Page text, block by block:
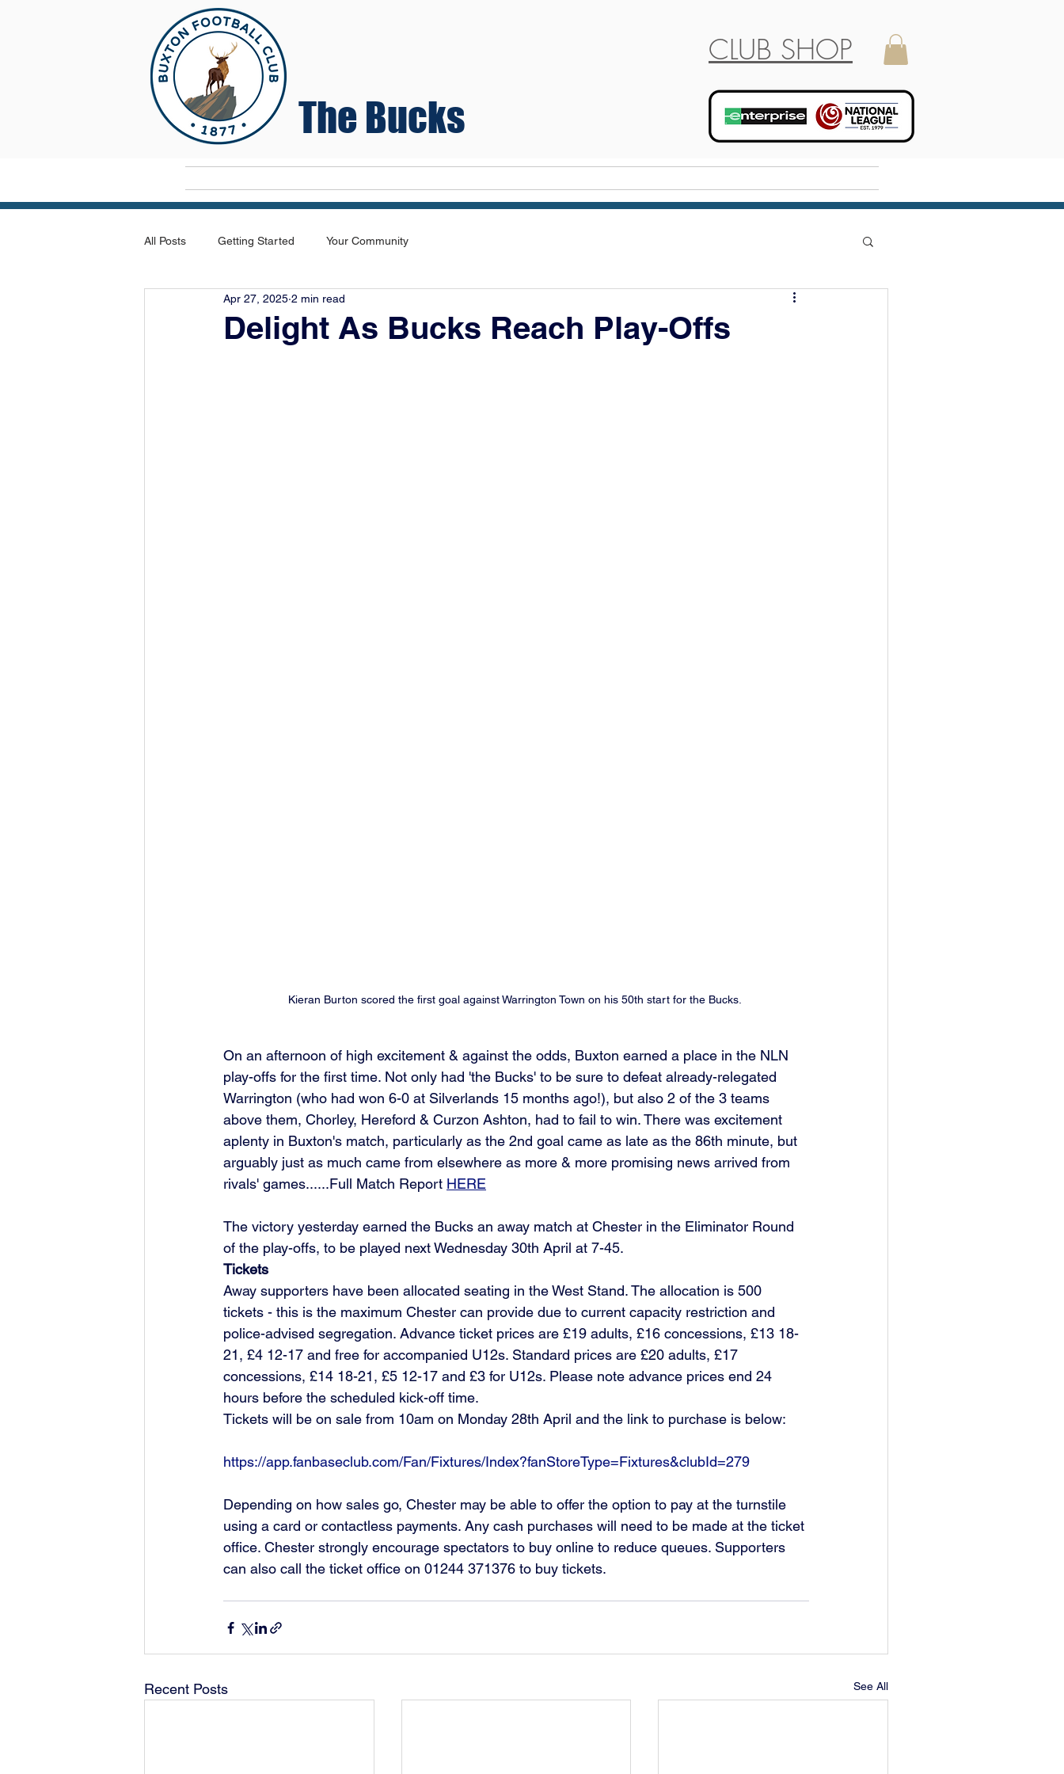
The Bucks
CLUB SHOP
All Posts Getting Started Your Community
Delight As Bucks Reach Play-Offs
Apr 27, 2025 2 min read
Kieran Burton scored the first goal against Warrington Town on his 50th start for the Bucks.
On an afternoon of high excitement & against the odds, Buxton earned a place in the NLN
play-offs for the first time. Not only had 'the Bucks' to be sure to defeat already-relegated
Warrington (who had won 6-0 at Silverlands 15 months ago!), but also 2 of the 3 teams
above them, Chorley, Hereford & Curzon Ashton, had to fail to win. There was excitement
aplenty in Buxton's match, particularly as the 2nd goal came as late as the 86th minute, but
arguably just as much came from elsewhere as more & more promising news arrived from
rivals' games......Full Match Report HERE
The victory yesterday earned the Bucks an away match at Chester in the Eliminator Round
of the play-offs, to be played next Wednesday 30th April at 7-45.
Tickets
Away supporters have been allocated seating in the West Stand. The allocation is 500
tickets - this is the maximum Chester can provide due to current capacity restriction and
police-advised segregation. Advance ticket prices are £19 adults, £16 concessions, £13 18-
21, £4 12-17 and free for accompanied U12s. Standard prices are £20 adults, £17
concessions, £14 18-21, £5 12-17 and £3 for U12s. Please note advance prices end 24
hours before the scheduled kick-off time.
Tickets will be on sale from 10am on Monday 28th April and the link to purchase is below:
https://app.fanbaseclub.com/Fan/Fixtures/Index?fanStoreType=Fixtures&clubId=279
Depending on how sales go, Chester may be able to offer the option to pay at the turnstile
using a card or contactless payments. Any cash purchases will need to be made at the ticket
office. Chester strongly encourage spectators to buy online to reduce queues. Supporters
can also call the ticket office on 01244 371376 to buy tickets.
Recent Posts See All